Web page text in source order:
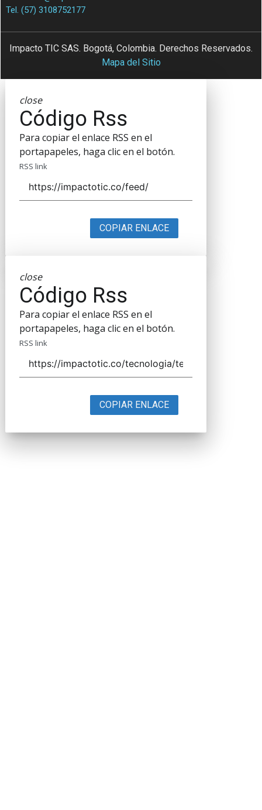
Tel. (57) 3108752177
Impacto TIC SAS. Bogotá, Colombia. Derechos Reservados.
Mapa del Sitio
close
Código Rss
Para copiar el enlace RSS en el
portapapeles, haga clic en el botón.
RSS link
COPIAR ENLACE
close
Código Rss
Para copiar el enlace RSS en el
portapapeles, haga clic en el botón.
RSS link
COPIAR ENLACE